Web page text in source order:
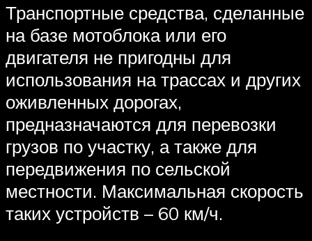
Транспортные средства, сделанные
на базе мотоблока или его
двигателя не пригодны для
использования на трассах и других
оживленных дорогах,
предназначаются для перевозки
грузов по участку, а также для
передвижения по сельской
местности. Максимальная скорость
таких устройств – 60 км/ч.